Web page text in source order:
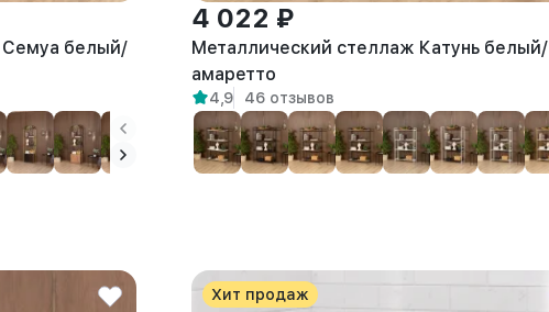
Семуа белый/
4 022 ₽
Металлический стеллаж Катунь белый/
амаретто
4,9 46 отзывов
Хит продаж